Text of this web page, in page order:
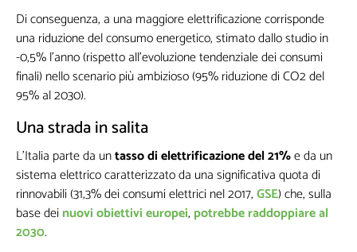
Di conseguenza, a una maggiore elettrificazione corrisponde
una riduzione del consumo energetico, stimato dallo studio in
-0,5% l’anno (rispetto all’evoluzione tendenziale dei consumi
finali) nello scenario più ambizioso (95% riduzione di CO2 del
95% al 2030).
Una strada in salita
L’Italia parte da untasso di elettrificazione del 21%e da un
sistema elettrico caratterizzato da una significativa quota di
rinnovabili (31,3% dei consumi elettrici nel 2017,GSE) che, sulla
base deinuovi obiettivi europei, potrebbe raddoppiare al
2030.
Non inviamo spam! Leggi la nostra Informativa sulla